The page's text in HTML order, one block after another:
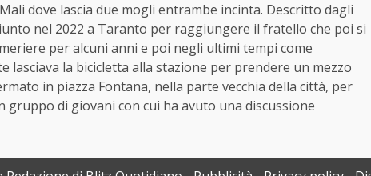
dove lascia due mogli entrambe incinta. Descritto dagli
nel 2022 a Taranto per raggiungere il fratello che poi si
per alcuni anni e poi negli ultimi tempi come
lasciava la bicicletta alla stazione per prendere un mezzo
in piazza Fontana, nella parte vecchia della città, per
di giovani con cui ha avuto una discussione